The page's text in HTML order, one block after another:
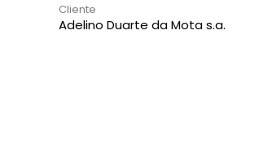
Cliente
Adelino Duarte da Mota s.a.